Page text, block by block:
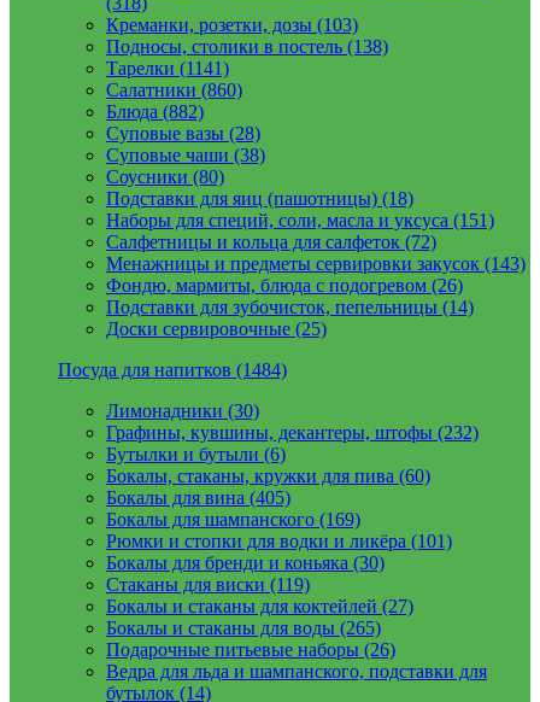
Креманки, розетки, дозы (103)
Подносы, столики в постель (138)
Тарелки (1141)
Салатники (860)
Блюда (882)
Суповые вазы (28)
Суповые чаши (38)
Соусники (80)
Подставки для яиц (пашотницы) (18)
Наборы для специй, соли, масла и уксуса (151)
Салфетницы и кольца для салфеток (72)
Менажницы и предметы сервировки закусок (143)
Фондю, мармиты, блюда с подогревом (26)
Подставки для зубочисток, пепельницы (14)
Доски сервировочные (25)
Посуда для напитков (1484)
Лимонадники (30)
Графины, кувшины, декантеры, штофы (232)
Бутылки и бутыли (6)
Бокалы, стаканы, кружки для пива (60)
Бокалы для вина (405)
Бокалы для шампанского (169)
Рюмки и стопки для водки и ликёра (101)
Бокалы для бренди и коньяка (30)
Стаканы для виски (119)
Бокалы и стаканы для коктейлей (27)
Бокалы и стаканы для воды (265)
Подарочные питьевые наборы (26)
Ведра для льда и шампанского, подставки для
бутылок (14)